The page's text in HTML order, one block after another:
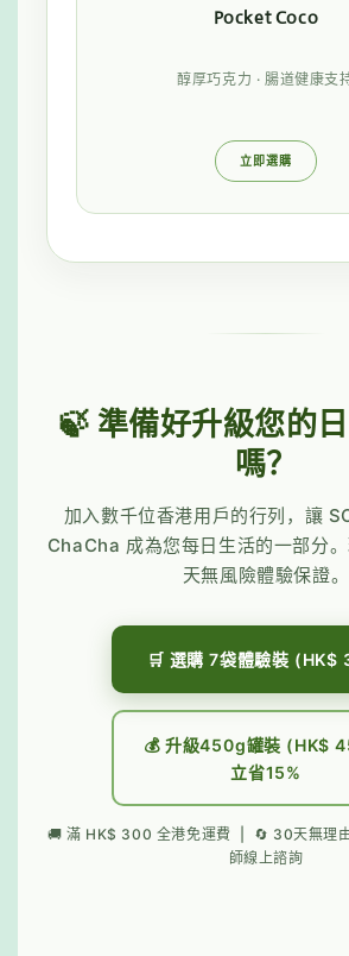
Pocket Coco
醇厚巧克力 · 腸道健康支
立即選購
🍃 準備好升級您的
嗎？
加入數千位香港用戶的行列，讓
ChaCha 成為您每日生活的一部分
天無風險體驗保證。
🛒 選購 7袋體驗裝 (HK$
💰 升級450g罐裝 (HK$
立省15%
🚚 滿 HK$ 300 全港免運費 | 🔄 30天無理
師線上諮詢